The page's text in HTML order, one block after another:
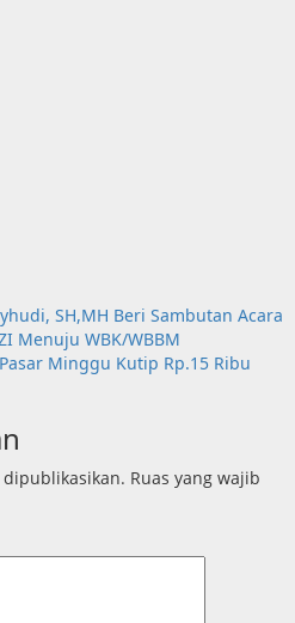
SH,MH Beri Sambutan Acara
Menuju WBK/WBBM
Minggu Kutip Rp.15 Ribu
Ruas yang wajib